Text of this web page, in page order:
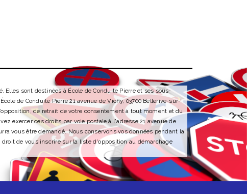
sont destinées à École de Conduite Pierre et ses sous-
de Conduite Pierre 21 avenue de Vichy, 03700 Bellerive-sur-
de retrait de votre consentement à tout moment et du
exercer ces droits par voie postale à l'adresse 21 avenue de
vous être demandé. Nous conservons vos données pendant la
de vous inscrire sur la liste d'opposition au démarchage